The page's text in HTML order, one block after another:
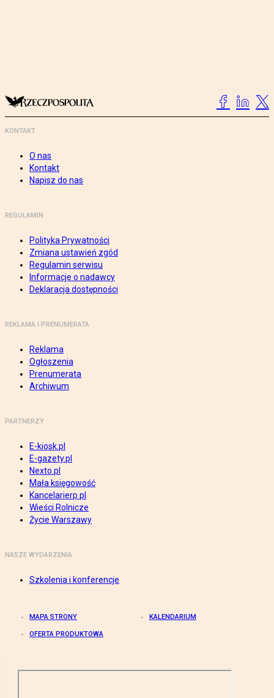
KONTAKT
O nas
Kontakt
Napisz do nas
REGULAMIN
Polityka Prywatności
Zmiana ustawień zgód
Regulamin serwisu
Informacje o nadawcy
Deklaracja dostępności
REKLAMA I PRENUMERATA
Reklama
Ogłoszenia
Prenumerata
Archiwum
PARTNERZY
E-kiosk.pl
E-gazety.pl
Nexto.pl
Mała księgowość
Kancelarierp.pl
Wieści Rolnicze
Życie Warszawy
NASZE WYDARZENIA
Szkolenia i konferencje
MAPA STRONY KALENDARIUM
OFERTA PRODUKTOWA